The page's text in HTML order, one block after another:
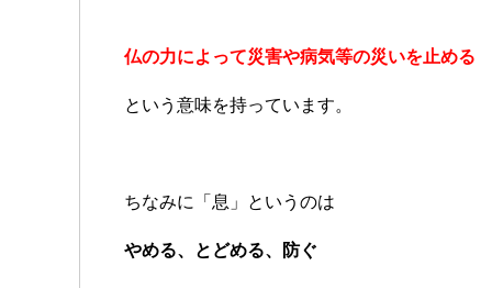
仏の力によって災害や病気等の災いを止める
という意味を持っています。
ちなみに「息」というのは
やめる、とどめる、防ぐ